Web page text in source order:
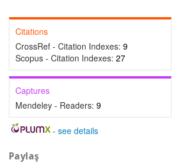
Citations
CrossRef - Citation Indexes: 9
Scopus - Citation Indexes: 27
Captures
Mendeley - Readers: 9
- see details
Paylaş